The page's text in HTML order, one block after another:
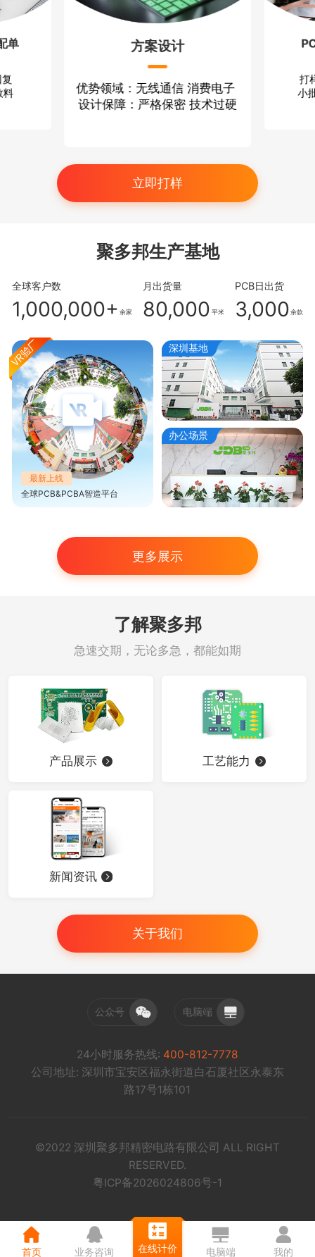
单
料
方案设计
优势领域：无线通信 消费电子
设计保障：严格保密 技术过硬
打
小
立即打样
聚多邦生产基地
全球客户数
1,000,000+ 余家
月出货量
80,000 平米
PCB日出货
3,000 余款
最新上线
全球PCB&PCBA智造平台
深圳基地
办公场景
更多展示
了解聚多邦
急速交期，无论多急，都能如期
产品展示 工艺能力
新闻资讯
关于我们
公众号 电脑端
24小时服务热线: 400-812-7778
公司地址: 深圳市宝安区福永街道白石厦社区永泰东
路17号1栋101
©2022 深圳聚多邦精密电路有限公司 ALL RIGHT
RESERVED.
粤ICP备2026024806号-1
首页 业务咨询 在线计价 电脑端 我的